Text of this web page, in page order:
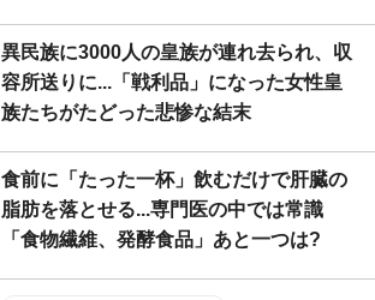
異民族に3000人の皇族が連れ去られ、収
容所送りに...「戦利品」になった女性皇
族たちがたどった悲惨な結末
食前に「たった一杯」飲むだけで肝臓の
脂肪を落とせる...専門医の中では常識
「食物繊維、発酵食品」あと一つは?